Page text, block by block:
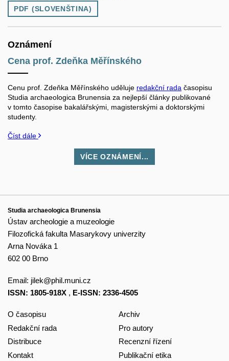
PDF (SLOVENŠTINA)
Oznámení
Cena prof. Zdeňka Měřínského
Cenu prof. Zdeňka Měřínského uděluje redakční rada časopisu
Studia archaeologica Brunensia za nejlepší články publikované
v tomto časopise bakalářskými, magisterskými a doktorskými
studenty.
Číst dále
VÍCE OZNÁMENÍ...
Studia archaeologica Brunensia
Ústav archeologie a muzeologie
Filozofická fakulta Masarykovy univerzity
Arna Nováka 1
602 00 Brno
Email: jilek@phil.muni.cz
ISSN: 1805-918X , E-ISSN: 2336-4505
O časopisu
Redakční rada
Distribuce
Kontakt
Archiv
Pro autory
Recenzní řízení
Publikační etika